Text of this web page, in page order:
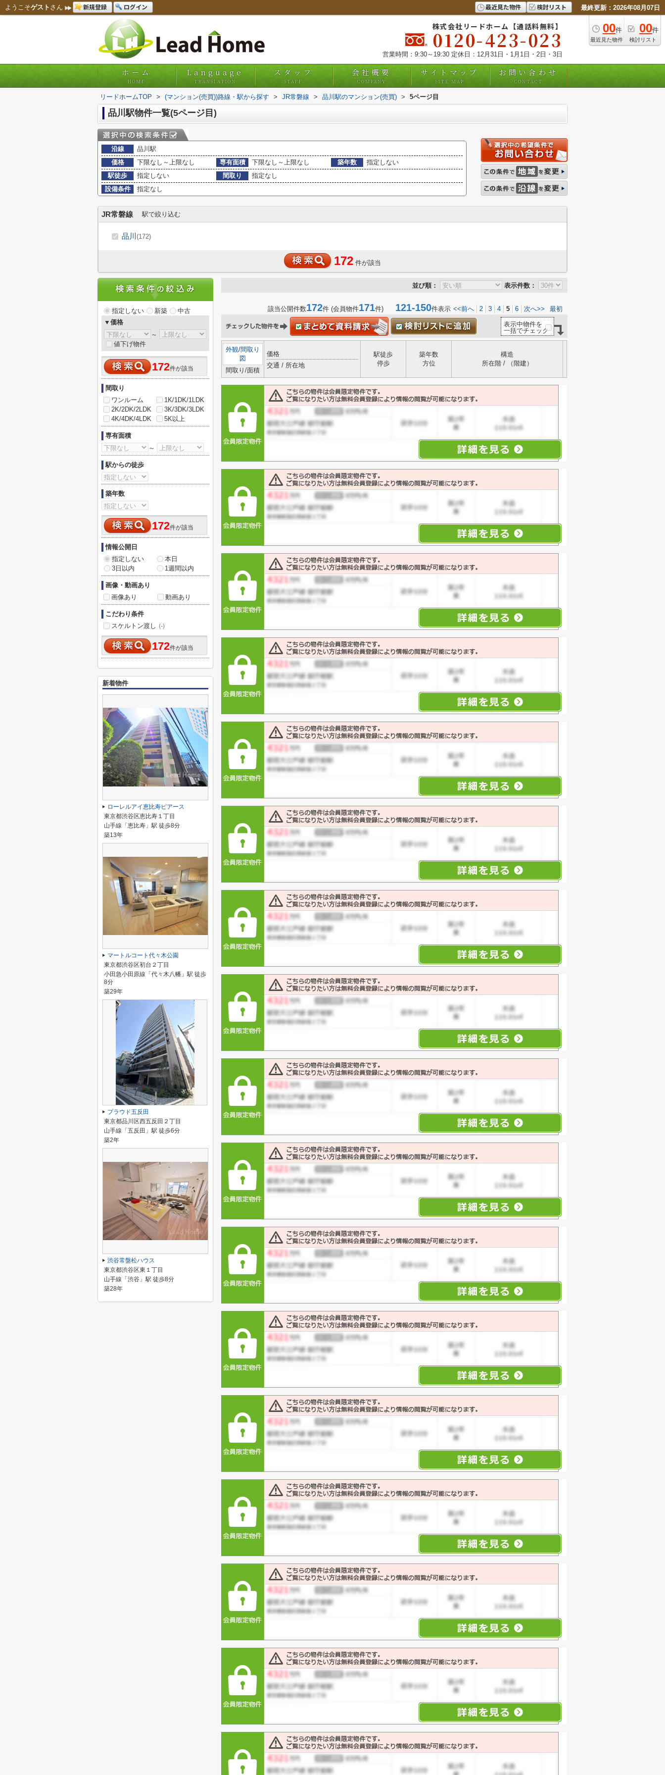
ようこそゲスト さん 新規登録 ログイン 最近見た物件 検討リスト 最終更新：2026年08月07日
00件
最近見た物件
00件
検討リスト
株式会社リードホーム【通話料無料】
0120-423-023
営業時間：9:30～19:30 定休日：12月31日・1月1日・2日・3日
ホーム
HOME
Language
TRANSLATION
スタッフ
STAFF
会社概要
COMPANY
サイトマップ
SITE MAP
お問い合わせ
CONTACT
リードホームTOP > (マンション(売買))路線・駅から探す > JR常磐線 > 品川駅のマンション(売買) > 5ページ目
品川駅物件一覧(5ページ目)
沿線
品川駅
価格
下限なし～上限なし 専有面積 下限なし～上限なし 築年数
指定しない
駅徒歩
指定しない 間取り
指定なし
設備条件
指定なし
JR常磐線 駅で絞り込む
品川 (172)
172 件が該当
並び順： 表示件数：
該当公開件数172件 (会員物件171件) 121-150件表示 <<前へ 2 3 4 5 6 次へ>> 最初
表示中物件を
一括でチェック
外観/間取り
図
間取り/面積
価格
交通 / 所在地
駅徒歩
停歩
築年数
方位
構造
所在階 / （階建）
指定しない 新築
中古
▼価格
～
値下げ物件
172件が該当
間取り
ワンルーム
1K/1DK/1LDK
2K/2DK/2LDK
3K/3DK/3LDK
4K/4DK/4LDK
5K以上
専有面積
～
駅からの徒歩
築年数
172件が該当
情報公開日
指定しない
本日
3日以内
1週間以内
画像・動画あり
画像あり
動画あり
こだわり条件
スケルトン渡し (-)
172件が該当
新着物件
ローレルアイ恵比寿ピアース
東京都渋谷区恵比寿１丁目
山手線「恵比寿」駅 徒歩8分
築13年
マートルコート代々木公園
東京都渋谷区初台２丁目
小田急小田原線「代々木八幡」駅 徒歩
8分
築29年
プラウド五反田
東京都品川区西五反田２丁目
山手線「五反田」駅 徒歩6分
築2年
渋谷常盤松ハウス
東京都渋谷区東１丁目
山手線「渋谷」駅 徒歩8分
築28年